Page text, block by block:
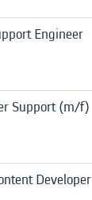
Engineer
Support (m/f)
Developer